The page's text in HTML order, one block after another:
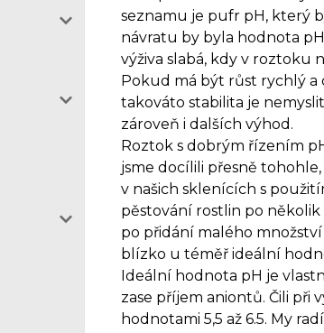
seznamu je pufr pH, který
návratu by byla hodnota
výživa slabá, kdy v roztoku
Pokud má být růst rychlý a
takováto stabilita je
zároveň i dalších výhod.
Roztok s dobrým řízením
jsme docílili přesně
v našich sklenících s
pěstování rostlin po
po přidání malého
blízko u téměř ideální
Ideální hodnota pH je
zase příjem aniontů. Čili při
hodnotami 5,5 až 6.5. My